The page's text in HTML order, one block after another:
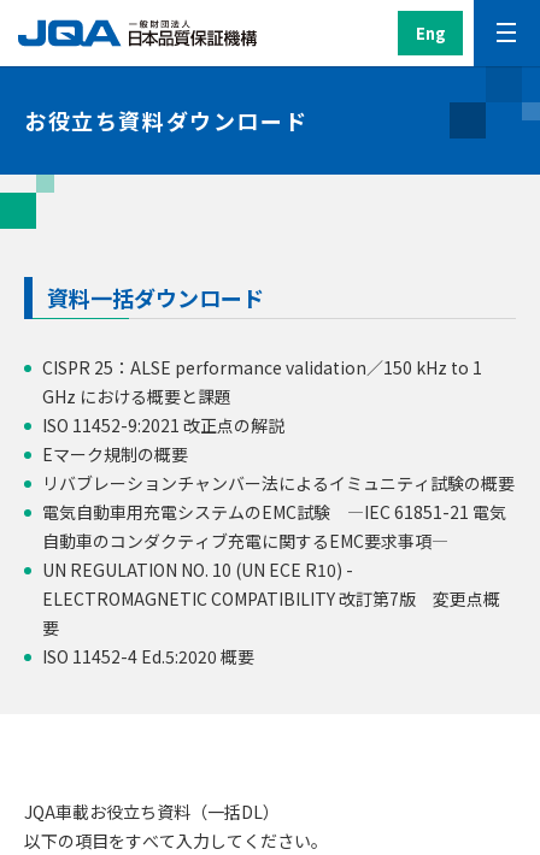
Eng
お役立ち資料ダウンロード
資料一括ダウンロード
CISPR 25：ALSE performance validation／150 kHz to 1
GHz における概要と課題
ISO 11452-9:2021 改正点の解説
Eマーク規制の概要
リバブレーションチャンバー法によるイミュニティ試験の概要
電気自動車用充電システムのEMC試験 ―IEC 61851-21 電気
自動車のコンダクティブ充電に関するEMC要求事項―
UN REGULATION NO. 10 (UN ECE R10) -
ELECTROMAGNETIC COMPATIBILITY 改訂第7版 変更点概
要
ISO 11452-4 Ed.5:2020 概要
JQA車載お役立ち資料（一括DL）